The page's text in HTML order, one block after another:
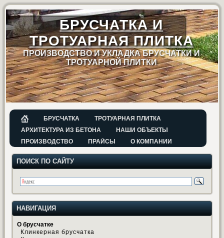
БРУСЧАТКА И
ТРОТУАРНАЯ ПЛИТКА
ПРОИЗВОДСТВО И УКЛАДКА БРУСЧАТКИ И
ТРОТУАРНОЙ ПЛИТКИ
БРУСЧАТКА
ТРОТУАРНАЯ ПЛИТКА
АРХИТЕКТУРА ИЗ БЕТОНА
НАШИ ОБЪЕКТЫ
ПРОИЗВОДСТВО
ПРАЙСЫ О КОМПАНИИ
ПОИСК ПО САЙТУ
НАВИГАЦИЯ
О брусчатке
Клинкерная брусчатка